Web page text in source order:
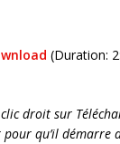
(Duration:
droit sur
pour qu’il